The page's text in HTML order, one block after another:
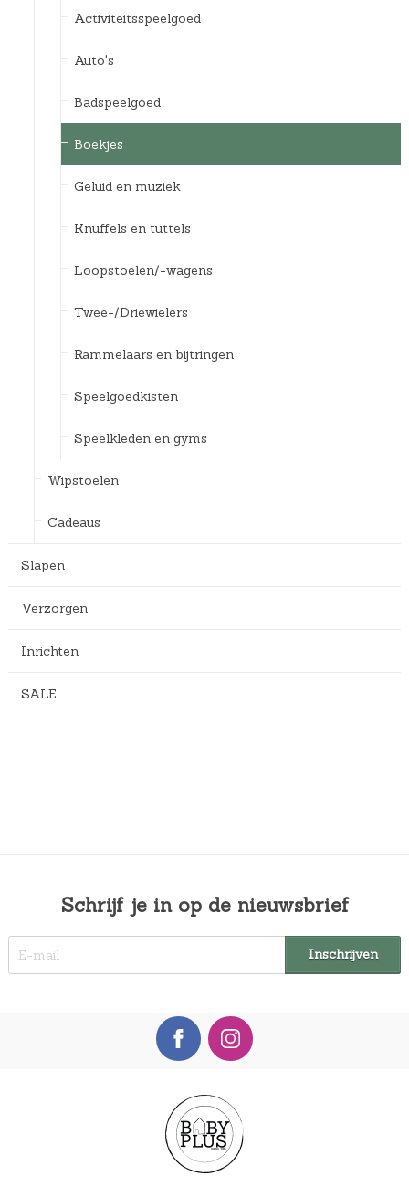
Activiteitsspeelgoed
Auto's
Badspeelgoed
Boekjes
Geluid en muziek
Knuffels en tuttels
Loopstoelen/-wagens
Twee-/Driewielers
Rammelaars en bijtringen
Speelgoedkisten
Speelkleden en gyms
Wipstoelen
Cadeaus
Slapen
Verzorgen
Inrichten
SALE
Schrijf je in op de nieuwsbrief